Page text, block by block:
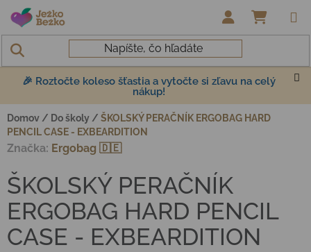
Prejsť na obsah
🎉 Roztočte koleso šťastia a vytočte si zľavu na celý
nákup!
Domov / Do školy / ŠKOLSKÝ PERAČNÍK ERGOBAG HARD
PENCIL CASE - EXBEARDITION
ŠKOLSKÝ PERAČNÍK
ERGOBAG HARD PENCIL
CASE - EXBEARDITION
Značka: Ergobag 🇩🇪